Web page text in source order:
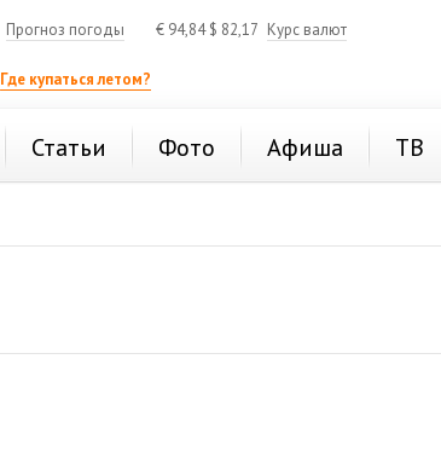
Прогноз погоды € 94,84$ 82,17 Курс валют
Где купаться летом?
Статьи Фото Афиша ТВ